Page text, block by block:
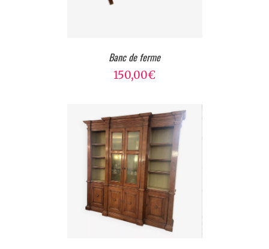
Banc de ferme
150,00€